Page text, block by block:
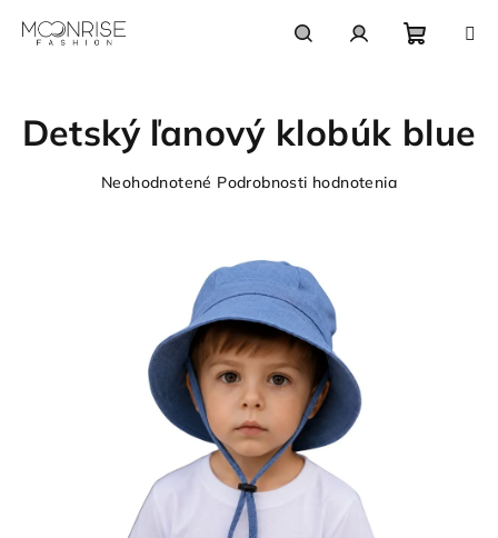
košík
Detský ľanový klobúk blue
Priemerné
hviezdičiek.
Neohodnotené Podrobnosti hodnotenia